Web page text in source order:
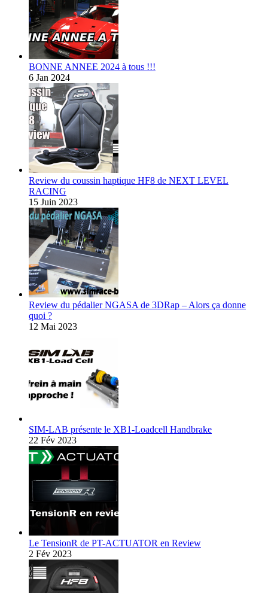
BONNE ANNEE 2024 à tous !!!
6 Jan 2024
Review du coussin haptique HF8 de NEXT LEVEL
RACING
15 Juin 2023
Review du pédalier NGASA de 3DRap – Alors ça donne
quoi ?
12 Mai 2023
SIM-LAB présente le XB1-Loadcell Handbrake
22 Fév 2023
Le TensionR de PT-ACTUATOR en Review
2 Fév 2023